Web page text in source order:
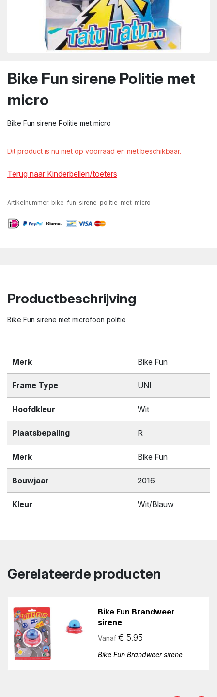
Bike Fun sirene Politie met
micro
Bike Fun sirene Politie met micro
Dit product is nu niet op voorraad en niet beschikbaar.
Terug naar Kinderbellen/toeters
Artikelnummer: bike-fun-sirene-politie-met-micro
Productbeschrijving
Bike Fun sirene met microfoon politie
Merk Bike Fun
Frame Type UNI
Hoofdkleur Wit
Plaatsbepaling R
Merk Bike Fun
Bouwjaar 2016
Kleur Wit/Blauw
Gerelateerde producten
Bike Fun Brandweer
sirene
Vanaf € 5.95
Bike Fun Brandweer sirene